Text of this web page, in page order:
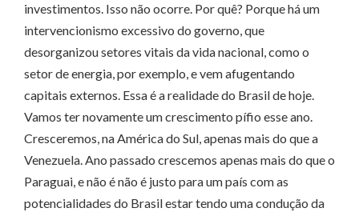
investimentos. Isso não ocorre. Por quê? Porque há um
intervencionismo excessivo do governo, que
desorganizou setores vitais da vida nacional, como o
setor de energia, por exemplo, e vem afugentando
capitais externos. Essa é a realidade do Brasil de hoje.
Vamos ter novamente um crescimento pífio esse ano.
Cresceremos, na América do Sul, apenas mais do que a
Venezuela. Ano passado crescemos apenas mais do que o
Paraguai, e não é não é justo para um país com as
potencialidades do Brasil estar tendo uma condução da